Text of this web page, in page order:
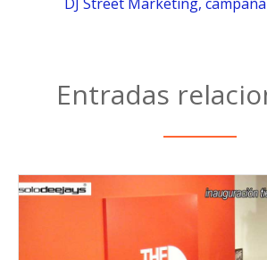
Entradas